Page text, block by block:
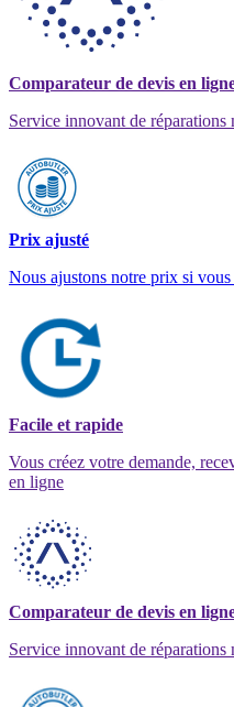
Comparateur de devis en
Service innovant de
Prix ajusté
Nous ajustons notre prix si
Facile et rapide
Vous créez votre demande,
en ligne
Comparateur de devis en
Service innovant de